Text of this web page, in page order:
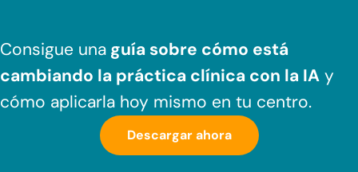
Consigue una guía sobre cómo está
cambiando la práctica clínica con la IA y
cómo aplicarla hoy mismo en tu centro.
Descargar ahora